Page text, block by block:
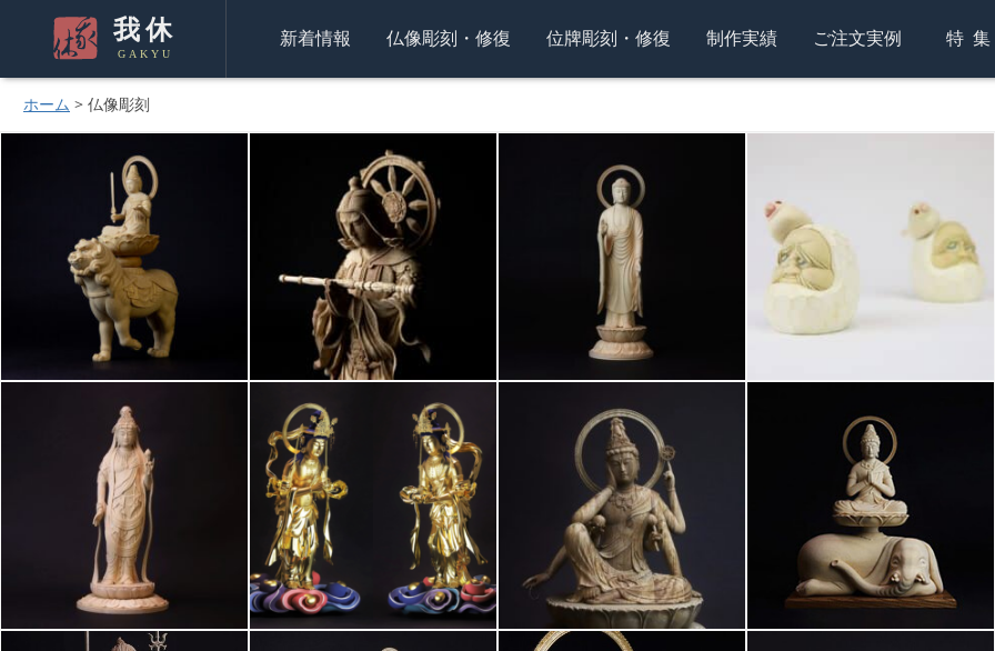
我休
GAKYU
新着情報 仏像彫刻・修復 位牌彫刻・修復 制作実績 ご注文実例 特
ホーム > 仏像彫刻